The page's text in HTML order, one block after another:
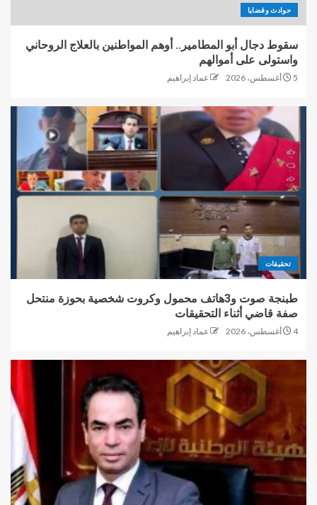
حوادث وقضايا
سقوط دجال أبو المطامير.. أوهم المواطنين بالعلاج الروحاني
واستولى على أموالهم
5 أغسطس، 2026 عماد إبراهيم
تحقيقات
طبنجة صوت و3هاتف محمول وكروت شخصية بحوزة منتحل
صفة قاضي أثناء التحقيقات
4 أغسطس، 2026 عماد إبراهيم